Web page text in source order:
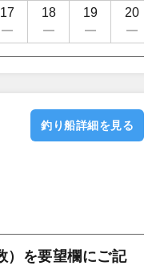
17 18 19 20
釣り船詳細を見る
を要望欄にご記